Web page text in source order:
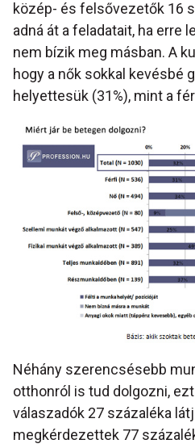
közép- és felsővezetők 16
adná át a feladatait, ha erre
nem bízik meg másban. A
hogy a nők sokkal kevésbé
helyettesük (31%), mint a
Néhány szerencsésebb
otthonról is tud dolgozni,
válaszadók 27 százaléka
megkérdezettek 77